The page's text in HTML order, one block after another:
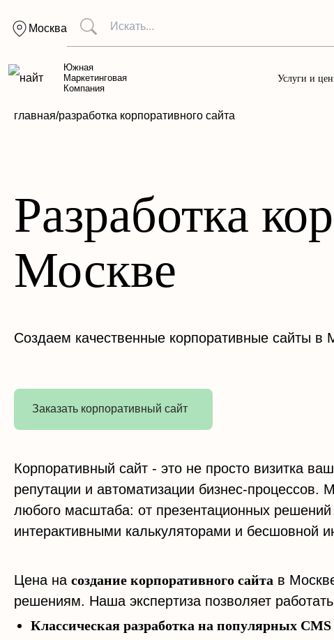
Москва
Южная
Маркетинговая
Компания
Услуги и
главная/разработка корпоративного сайта
Разработка
Москве
Создаем качественные корпоративные сайты
Заказать корпоративный сайт
Корпоративный сайт - это не просто визитка
репутации и автоматизации бизнес-
любого масштаба: от презентационных
интерактивными калькуляторами и бесшовной
Цена на создание корпоративного сайта в
решениям. Наша экспертиза позволяет
Классическая разработка на популярных CMS